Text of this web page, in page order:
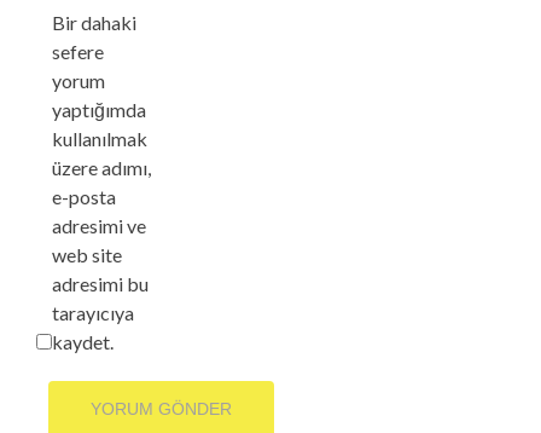
Bir dahaki
sefere
yorum
yaptığımda
kullanılmak
üzere adımı,
e-posta
adresimi ve
web site
adresimi bu
tarayıcıya
kaydet.